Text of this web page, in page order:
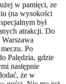
w pamięci, ze
(na wysokości
był
atrakcji. Do
Po
Palędzia, gdzie
następnie
że w